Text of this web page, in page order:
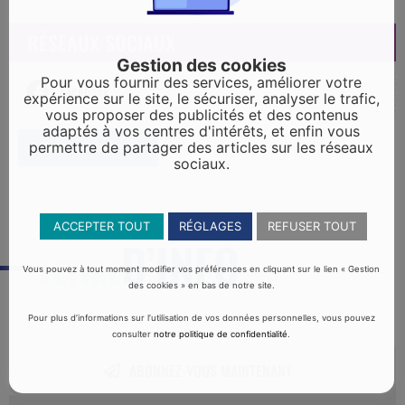
Facebook
Retour à la liste
LETTRED’INFO
Gestion des cookies
Pour vous fournir des services, améliorer votre
expérience sur le site, le sécuriser, analyser le trafic,
vous proposer des publicités et des contenus
adaptés à vos centres d'intérêts, et enfin vous
permettre de partager des articles sur les réseaux
sociaux.
ACCEPTER TOUT RÉGLAGES REFUSER TOUT
Vous pouvez à tout moment modifier vos préférences en cliquant sur le lien « Gestion
des cookies » en bas de notre site.
Pour plus d’informations sur l’utilisation de vos données personnelles, vous pouvez
consulternotre politique de confidentialité.